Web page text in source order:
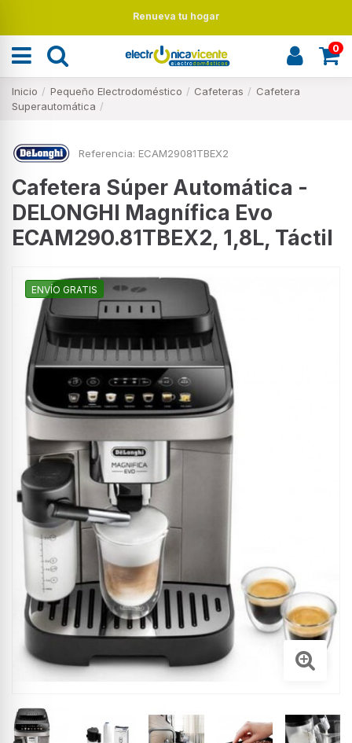
Renueva tu hogar
0
Inicio Pequeño Electrodoméstico Cafeteras
Cafetera
Superautomática
Referencia: ECAM29081TBEX2
Cafetera Súper Automática -
DELONGHI Magnífica Evo
ECAM290.81TBEX2, 1,8L, Táctil
ENVÍO GRATIS